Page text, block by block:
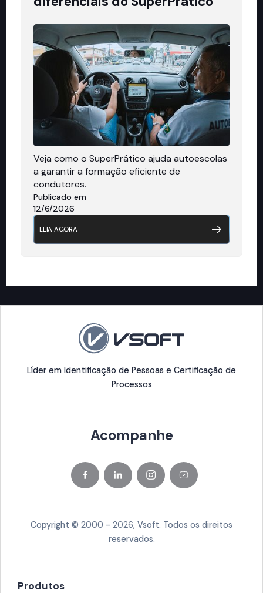
Veja como o SuperPrático ajuda autoescolas
a garantir a formação eficiente de
condutores.
Publicado em
12/6/2026
LEIA AGORA
Líder em Identificação de Pessoas e Certificação de
Processos
Acompanhe
Copyright © 2000 - 2026, Vsoft. Todos os direitos
reservados.
Produtos